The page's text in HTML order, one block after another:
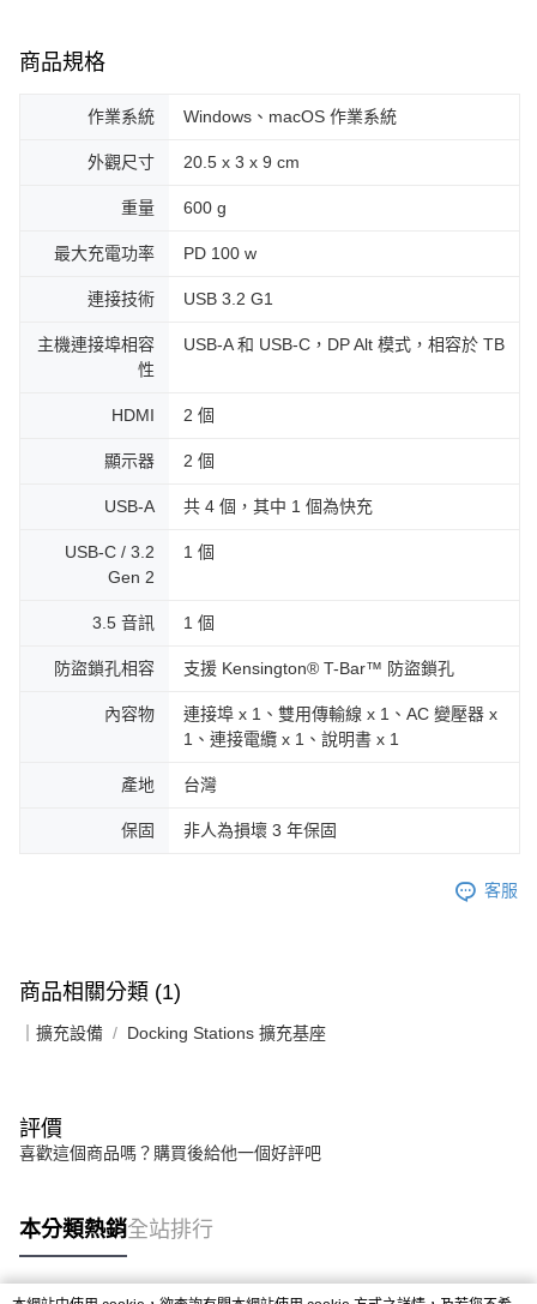
商品規格
作業系統 Windows、macOS 作業系統
外觀尺寸 20.5 x 3 x 9 cm
重量 600 g
最大充電功率 PD 100 w
連接技術 USB 3.2 G1
主機連接埠相容
性
USB-A 和 USB-C，DP Alt 模式，相容於 TB
HDMI 2 個
顯示器 2 個
USB-A 共 4 個，其中 1 個為快充
USB-C / 3.2
Gen 2
1 個
3.5 音訊 1 個
防盜鎖孔相容 支援 Kensington® T-Bar™ 防盜鎖孔
內容物
連接埠 x 1、雙用傳輸線 x 1、AC 變壓器 x
1、連接電纜 x 1、說明書 x 1
產地 台灣
保固 非人為損壞 3 年保固
客服
商品相關分類 (1)
｜擴充設備 Docking Stations 擴充基座
評價
喜歡這個商品嗎？購買後給他一個好評吧
本分類熱銷全站排行